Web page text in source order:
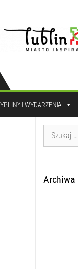
I WYDARZENIA
Archiwa